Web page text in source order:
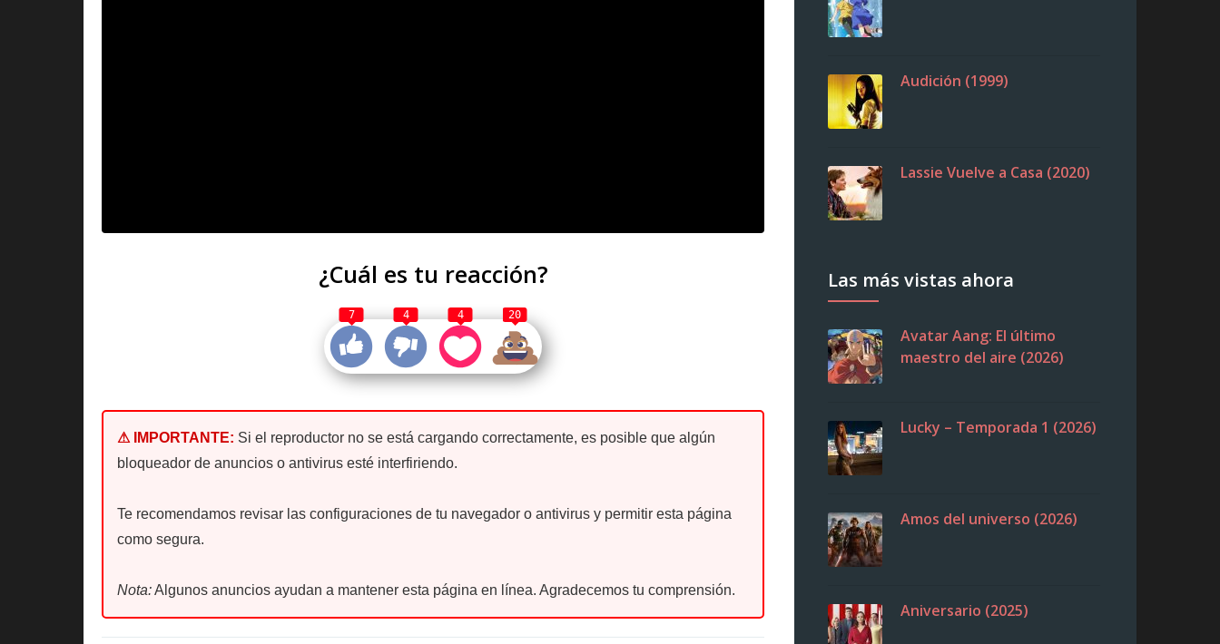
¿Cuál es tu reacción?
7 4 4 20
⚠ IMPORTANTE: Si el reproductor no se está cargando correctamente, es posible que algún
bloqueador de anuncios o antivirus esté interfiriendo.
Te recomendamos revisar las configuraciones de tu navegador o antivirus y permitir esta página
como segura.
Nota:Algunos anuncios ayudan a mantener esta página en línea. Agradecemos tu comprensión.
Audición (1999)
Lassie Vuelve a Casa (2020)
Las más vistas ahora
Avatar Aang: El último
maestro del aire (2026)
Lucky – Temporada 1 (2026)
Amos del universo (2026)
Aniversario (2025)